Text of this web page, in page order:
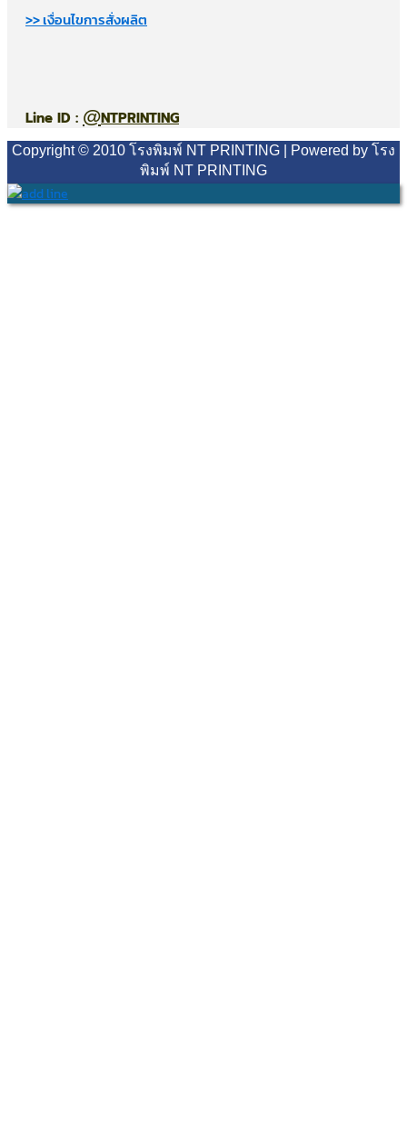
>> เงื่อนไขการสั่งผลิต
Line ID : @NTPRINTING
Copyright © 2010 โรงพิมพ์ NT PRINTING | Powered by โรง
พิมพ์ NT PRINTING